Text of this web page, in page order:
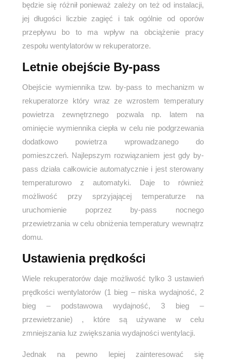
będzie się różnił ponieważ zależy on też od instalacji,
jej długości liczbie zagięć i tak ogólnie od oporów
przepływu bo to ma wpływ na obciążenie pracy
zespołu wentylatorów w rekuperatorze.
Letnie obejście By-pass
Obejście wymiennika tzw. by-pass to mechanizm w
rekuperatorze który wraz ze wzrostem temperatury
powietrza zewnętrznego pozwala np. latem na
ominięcie wymiennika ciepła w celu nie podgrzewania
dodatkowo powietrza wprowadzanego do
pomieszczeń. Najlepszym rozwiązaniem jest gdy by-
pass działa całkowicie automatycznie i jest sterowany
temperaturowo z automatyki. Daje to również
możliwość przy sprzyjającej temperaturze na
uruchomienie poprzez by-pass nocnego
przewietrzania w celu obniżenia temperatury wewnątrz
domu.
Ustawienia prędkości
Wiele rekuperatorów daje możliwość tylko 3 ustawień
prędkości wentylatorów (1 bieg – niska wydajność, 2
bieg – podstawowa wydajność, 3 bieg –
przewietrzanie) , które są używane w celu
zmniejszania luz zwiększania wydajności wentylacji.
Jednak na pewno lepiej zainteresować się